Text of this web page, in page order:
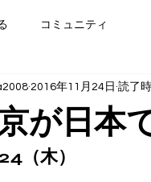
コミュニティ
京が日本
2016年11月24日 読了
（木）